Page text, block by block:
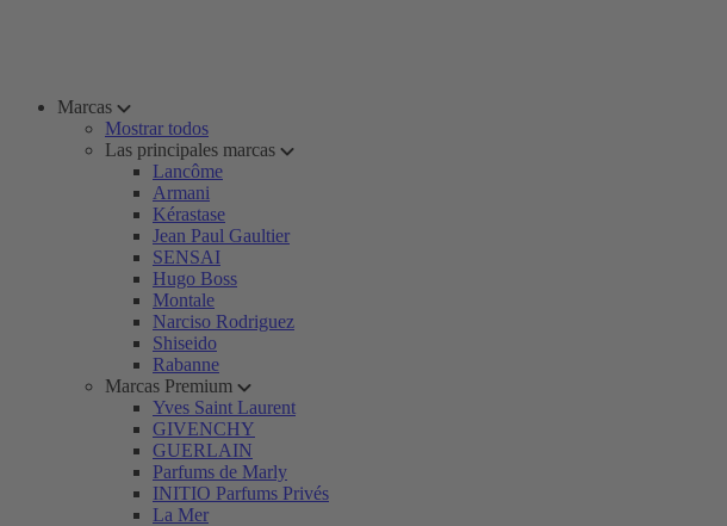
Marcas
Mostrar todos
Las principales marcas
Lancôme
Armani
Kérastase
Jean Paul Gaultier
SENSAI
Hugo Boss
Montale
Narciso Rodriguez
Shiseido
Rabanne
Marcas Premium
Yves Saint Laurent
GIVENCHY
GUERLAIN
Parfums de Marly
INITIO Parfums Privés
La Mer